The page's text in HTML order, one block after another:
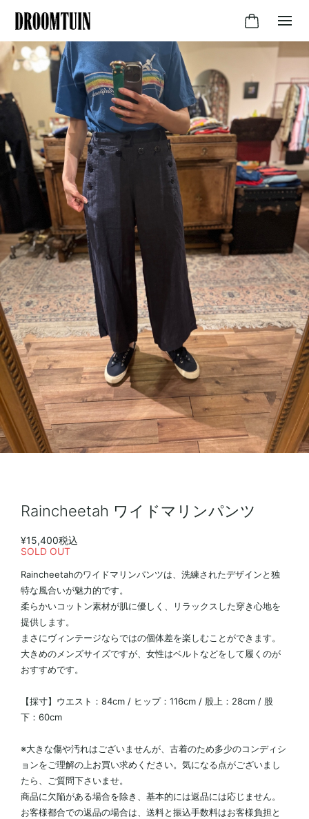
Raincheetah ワイドマリンパンツ
¥15,400税込
SOLD OUT
Raincheetahのワイドマリンパンツは、洗練されたデザインと独
特な風合いが魅力的です。
柔らかいコットン素材が肌に優しく、リラックスした穿き心地を
提供します。
まさにヴィンテージならではの個体差を楽しむことができます。
大きめのメンズサイズですが、女性はベルトなどをして履くのが
おすすめです。
【採寸】ウエスト：84cm / ヒップ：116cm / 股上：28cm / 股
下：60cm
※大きな傷や汚れはございませんが、古着のため多少のコンディシ
ョンをご理解の上お買い求めください。気になる点がございまし
たら、ご質問下さいませ。
商品に欠陥がある場合を除き、基本的には返品には応じません。
お客様都合での返品の場合は、送料と振込手数料はお客様負担と